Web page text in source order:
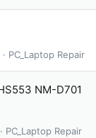
PC_Laptop Repair
NM-D701
PC_Laptop Repair